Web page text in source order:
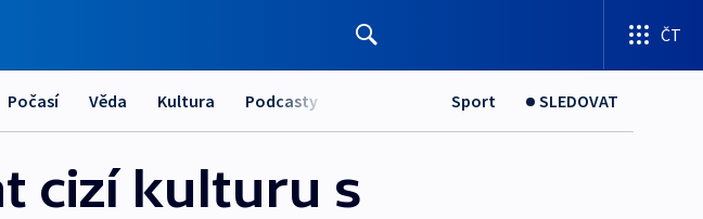
ČT
Počasí Věda Kultura Podcasty Sport SLEDOVAT
cizí kulturu s